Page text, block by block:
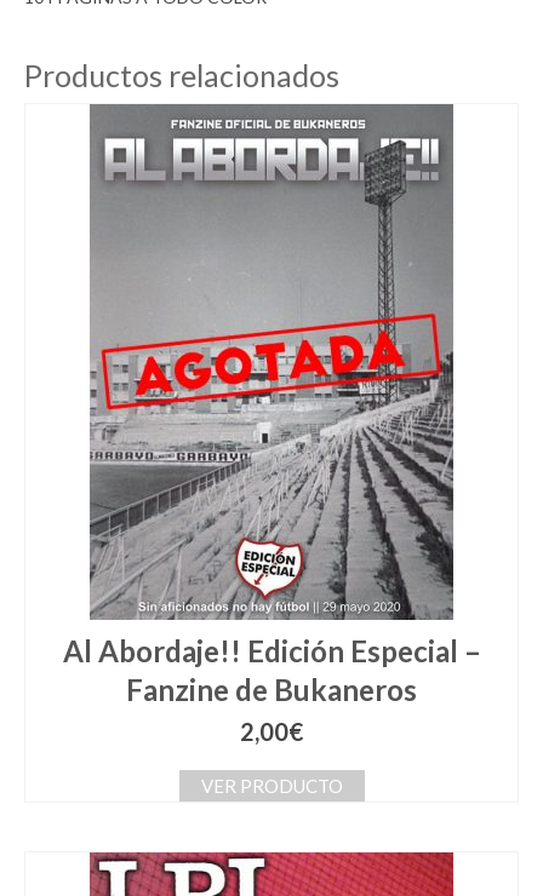
Productos relacionados
Al Abordaje!! Edición Especial –
Fanzine de Bukaneros
2,00€
VER PRODUCTO